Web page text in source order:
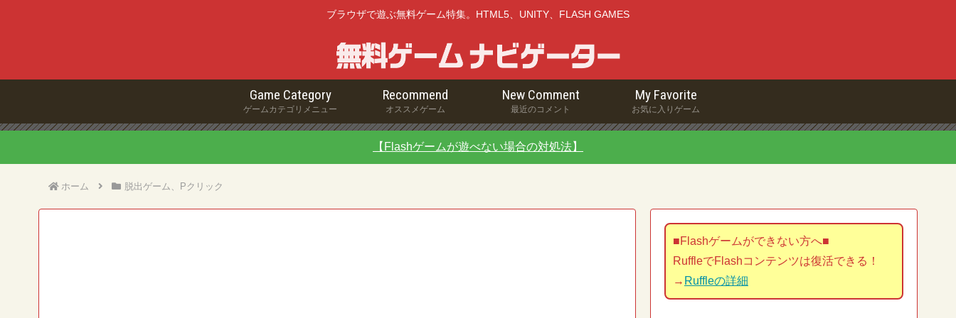
ブラウザで遊ぶ無料ゲーム特集。HTML5、UNITY、FLASH GAMES
Game Category
ゲームカテゴリメニュー
Recommend
オススメゲーム
New Comment
最近のコメント
My Favorite
お気に入りゲーム
【Flashゲームが遊べない場合の対処法】
ホーム 脱出ゲーム、Pクリック
■Flashゲームができない方へ■
RuffleでFlashコンテンツは復活できる！
→ Ruffleの詳細